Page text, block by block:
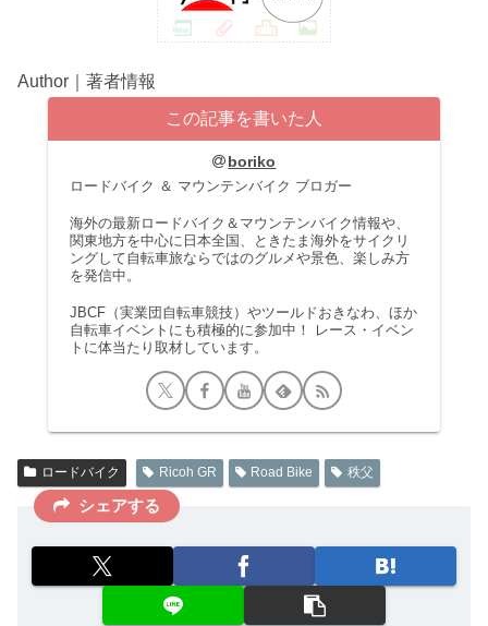
Author｜著者情報
この記事を書いた人
boriko
ロードバイク ＆ マウンテンバイク ブロガー
海外の最新ロードバイク＆マウンテンバイク情報や、
関東地方を中心に日本全国、ときたま海外をサイクリ
ングして自転車旅ならではのグルメや景色、楽しみ方
を発信中。
JBCF（実業団自転車競技）やツールドおきなわ、ほか
自転車イベントにも積極的に参加中！ レース・イベン
トに体当たり取材しています。
ロードバイク Ricoh GR Road Bike 秩父
シェアする